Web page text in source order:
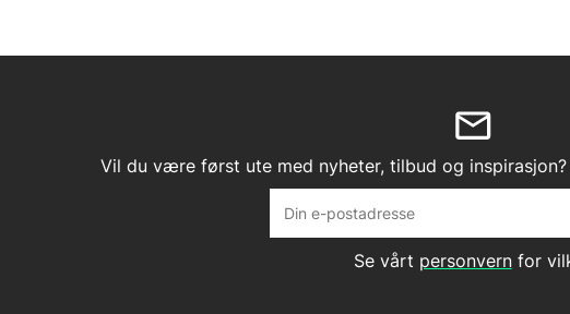
Vil du være først ute med nyheter, tilbud og
Se vårt personvernfor